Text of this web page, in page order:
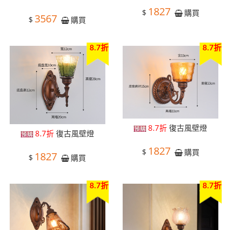
$ 3567 購買
$ 1827 購買
8.7折
8.7折復古風壁燈
$ 1827 購買
8.7折
8.7折 復古風壁燈
$ 1827 購買
8.7折 8.7折